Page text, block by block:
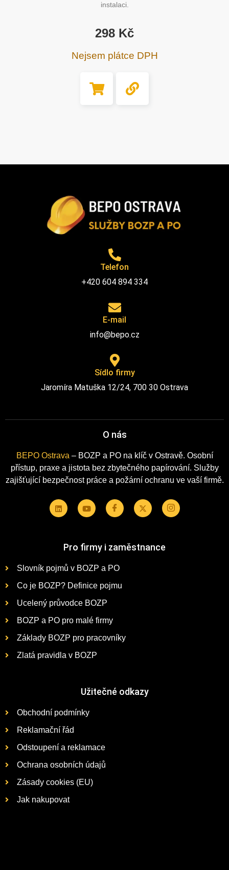
instalaci.
298 Kč
Nejsem plátce DPH
Telefon
+420 604 894 334
E-mail
info@bepo.cz
Sídlo firmy
Jaromíra Matuška 12/24, 700 30 Ostrava
O nás
BEPO Ostrava – BOZP a PO na klíč v Ostravě. Osobní
přístup, praxe a jistota bez zbytečného papírování. Služby
zajišťující bezpečnost práce a požární ochranu ve vaší firmě.
Pro firmy i zaměstnance
Slovník pojmů v BOZP a PO
Co je BOZP? Definice pojmu
Ucelený průvodce BOZP
BOZP a PO pro malé firmy
Základy BOZP pro pracovníky
Zlatá pravidla v BOZP
Užitečné odkazy
Obchodní podmínky
Reklamační řád
Odstoupení a reklamace
Ochrana osobních údajů
Zásady cookies (EU)
Jak nakupovat